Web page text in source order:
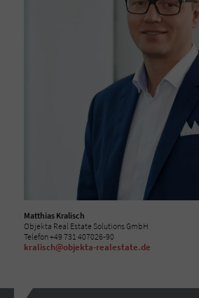
Matthias Kralisch
Objekta Real Estate Solutions GmbH
Telefon +49 731 407026-90
kralisch@objekta-realestate.de